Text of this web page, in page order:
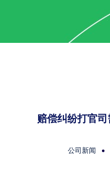
赔偿纠纷打官
公司新闻